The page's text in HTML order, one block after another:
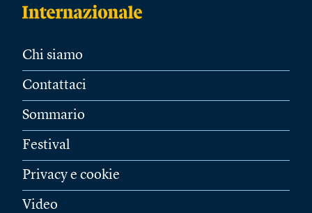
Chi siamo
Contattaci
Sommario
Festival
Privacy e cookie
Video